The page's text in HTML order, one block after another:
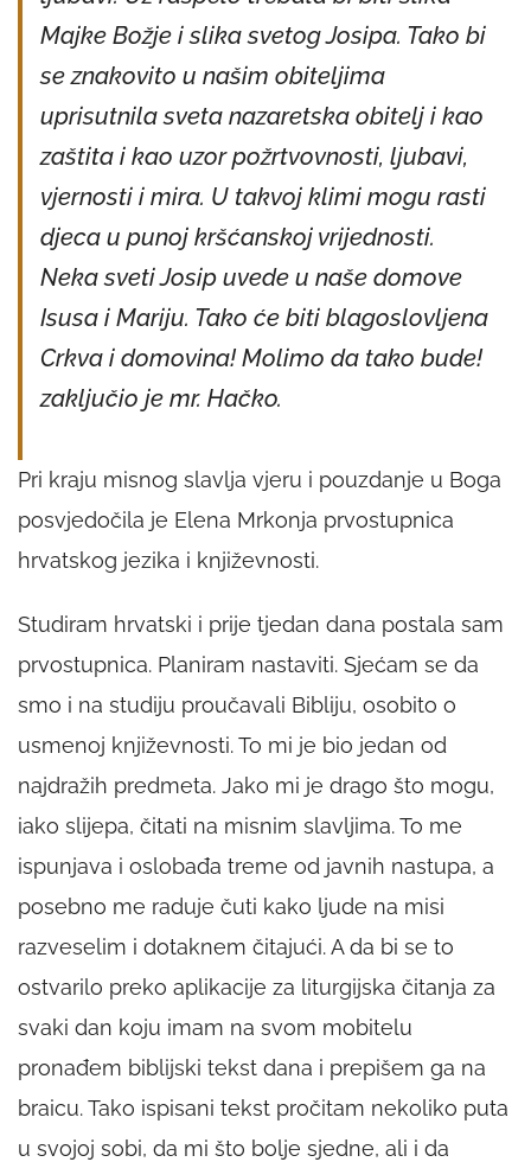
Majke Božje i slika svetog Josipa. Tako bi
se znakovito u našim obiteljima
uprisutnila sveta nazaretska obitelj i kao
zaštita i kao uzor požrtvovnosti, ljubavi,
vjernosti i mira. U takvoj klimi mogu rasti
djeca u punoj kršćanskoj vrijednosti.
Neka sveti Josip uvede u naše domove
Isusa i Mariju. Tako će biti blagoslovljena
Crkva i domovina! Molimo da tako bude!
zaključio je mr. Hačko.
Pri kraju misnog slavlja vjeru i pouzdanje u Boga
posvjedočila je Elena Mrkonja prvostupnica
hrvatskog jezika i književnosti.
Studiram hrvatski i prije tjedan dana postala sam
prvostupnica. Planiram nastaviti. Sjećam se da
smo i na studiju proučavali Bibliju, osobito o
usmenoj književnosti. To mi je bio jedan od
najdražih predmeta. Jako mi je drago što mogu,
iako slijepa, čitati na misnim slavljima. To me
ispunjava i oslobađa treme od javnih nastupa, a
posebno me raduje čuti kako ljude na misi
razveselim i dotaknem čitajući. A da bi se to
ostvarilo preko aplikacije za liturgijska čitanja za
svaki dan koju imam na svom mobitelu
pronađem biblijski tekst dana i prepišem ga na
braicu. Tako ispisani tekst pročitam nekoliko puta
u svojoj sobi, da mi što bolje sjedne, ali i da